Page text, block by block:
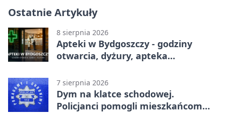
Ostatnie Artykuły
8 sierpnia 2026
Apteki w Bydgoszczy - godziny
otwarcia, dyżury, apteka
7 sierpnia 2026
Dym na klatce schodowej.
Policjanci pomogli mieszkańcom